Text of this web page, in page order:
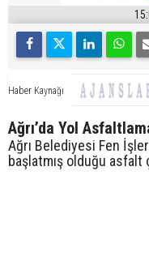
Haber Kaynağı
Ağrı’da Yol
Ağrı Belediyesi Fen
başlatmış olduğu asfalt